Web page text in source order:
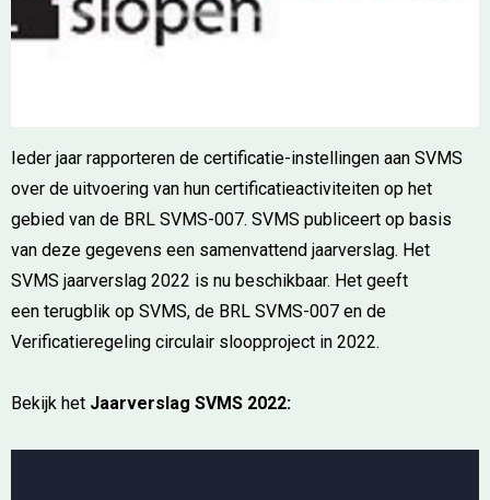
Ieder jaar rapporteren de certificatie-instellingen aan SVMS
over de uitvoering van hun certificatieactiviteiten op het
gebied van de BRL SVMS-007. SVMS publiceert op basis
van deze gegevens een samenvattend jaarverslag. Het
SVMS jaarverslag 2022 is nu beschikbaar. Het geeft
een terugblik op SVMS, de BRL SVMS-007 en de
Verificatieregeling circulair sloopproject in 2022.
Bekijk het Jaarverslag SVMS 2022: